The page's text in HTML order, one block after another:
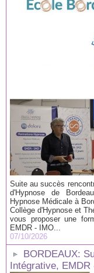
Suite au succès
d'Hypnose de
Hypnose Médicale à
Collège d'Hypnose et
vous proposer une
EMDR - IMO...
07/10/2026
BORDEAUX:
Intégrative,